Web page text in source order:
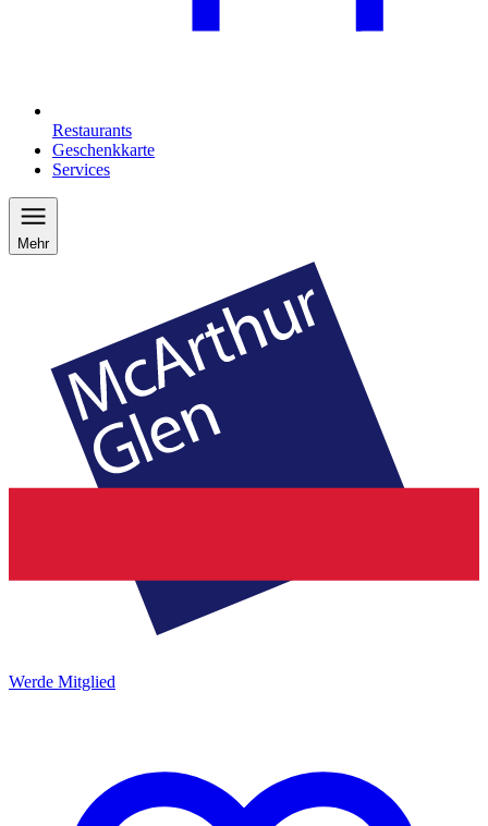
Restaurants
Geschenkkarte
Services
Mehr
Werde Mitglied